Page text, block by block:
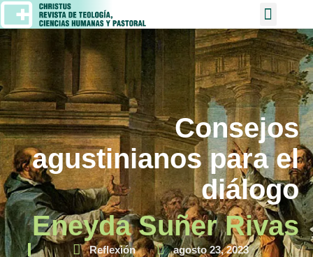
Consejos
agustinianos para el
diálogo
Eneyda Suñer Rivas
Reflexión agosto 23, 2023